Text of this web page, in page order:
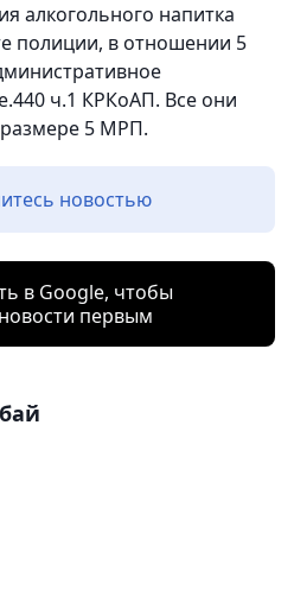
алкогольного напитка
полиции, в отношении 5
ч.1 КРКоАП. Все они
5 МРП.
новостью
в Google, чтобы
первым